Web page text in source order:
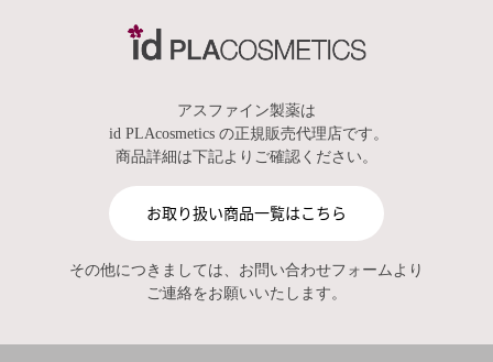
アスファイン製薬は
id PLAcosmetics の正規販売代理店です。
商品詳細は下記よりご確認ください。
お取り扱い商品一覧はこちら
その他につきましては、お問い合わせフォームより
ご連絡をお願いいたします。